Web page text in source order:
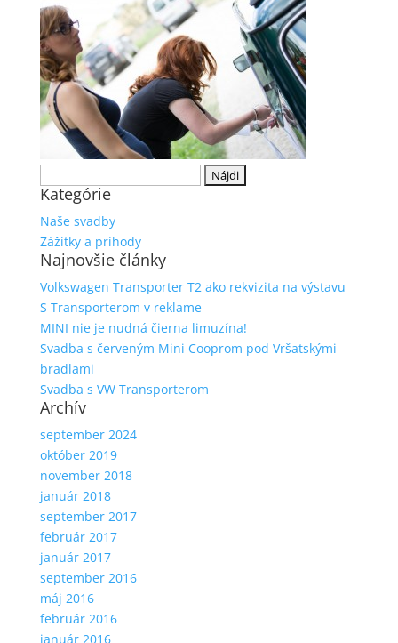
Kategórie
Naše svadby
Zážitky a príhody
Najnovšie články
Volkswagen Transporter T2 ako rekvizita na výstavu
S Transporterom v reklame
MINI nie je nudná čierna limuzína!
Svadba s červeným Mini Cooprom pod Vršatskými
bradlami
Svadba s VW Transporterom
Archív
september 2024
október 2019
november 2018
január 2018
september 2017
február 2017
január 2017
september 2016
máj 2016
február 2016
január 2016